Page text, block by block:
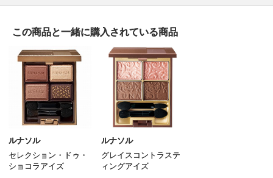
ポーチ／バッグ
ケース／ホルダー
メイク小物 その他
この商品と一緒に購入されている商品
ルナソル
セレクション・ドゥ・
ショコラアイズ
ルナソル
グレイスコントラステ
ィングアイズ